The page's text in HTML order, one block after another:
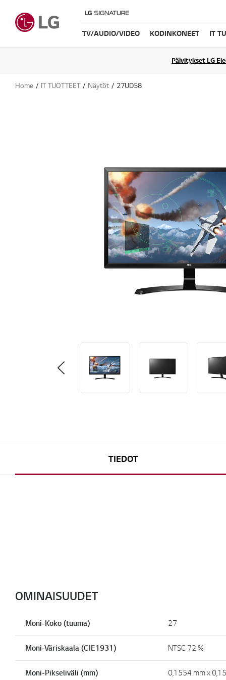
TV/AUDIO/VIDEO KODINKONEET IT
Päivitykset LG
Home IT TUOTTEET Näytöt 27UD58
TIEDOT
OMINAISUUDET
Moni-Koko (tuuma) 27
Moni-Väriskaala (CIE1931) NTSC 72 %
Moni-Pikseliväli (mm) 0,1554 mm x